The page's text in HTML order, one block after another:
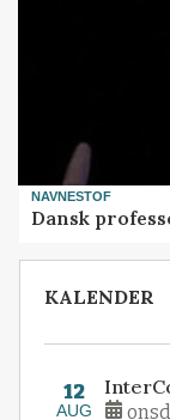
NAVNESTOF
Dansk
KALENDER
12
AUG